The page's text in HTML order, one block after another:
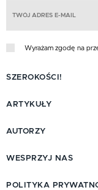
Wyrażam zgodę na
SZEROKOŚCI!
ARTYKUŁY
AUTORZY
WESPRZYJ NAS
POLITYKA